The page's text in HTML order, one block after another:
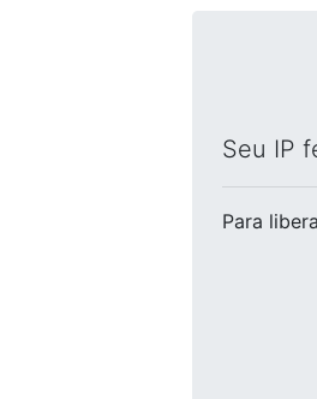
Seu IP
Para